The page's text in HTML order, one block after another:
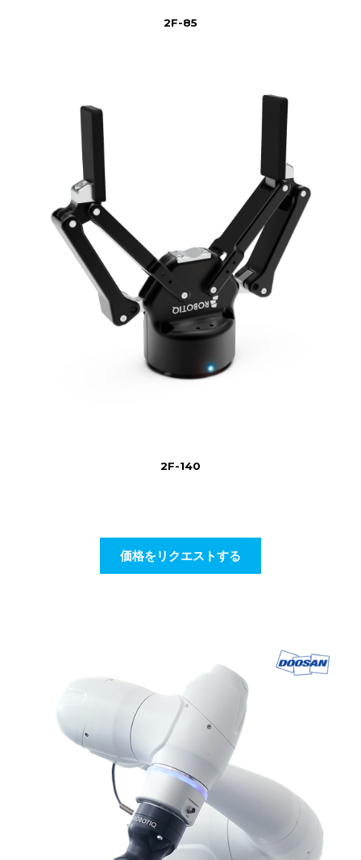
2F-85
2F-140
価格をリクエストする